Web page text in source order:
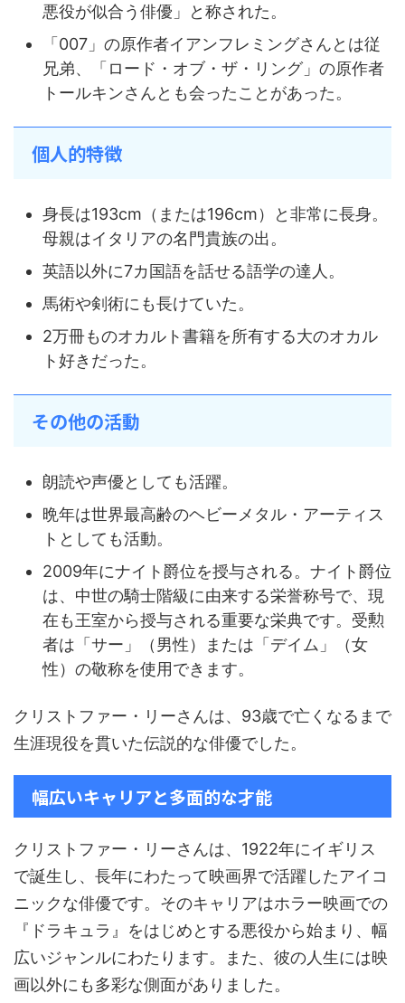
悪役が似合う俳優」と称された。
「007」の原作者イアンフレミングさんとは従
兄弟、「ロード・オブ・ザ・リング」の原作者
トールキンさんとも会ったことがあった。
個人的特徴
身長は193cm（または196cm）と非常に長身。
母親はイタリアの名門貴族の出。
英語以外に7カ国語を話せる語学の達人。
馬術や剣術にも長けていた。
2万冊ものオカルト書籍を所有する大のオカル
ト好きだった。
その他の活動
朗読や声優としても活躍。
晩年は世界最高齢のヘビーメタル・アーティス
トとしても活動。
2009年にナイト爵位を授与される。ナイト爵位
は、中世の騎士階級に由来する栄誉称号で、現
在も王室から授与される重要な栄典です。受勲
者は「サー」（男性）または「デイム」（女
性）の敬称を使用できます。
クリストファー・リーさんは、93歳で亡くなるまで
生涯現役を貫いた伝説的な俳優でした。
幅広いキャリアと多面的な才能
クリストファー・リーさんは、1922年にイギリス
で誕生し、長年にわたって映画界で活躍したアイコ
ニックな俳優です。そのキャリアはホラー映画での
『ドラキュラ』をはじめとする悪役から始まり、幅
広いジャンルにわたります。また、彼の人生には映
画以外にも多彩な側面がありました。